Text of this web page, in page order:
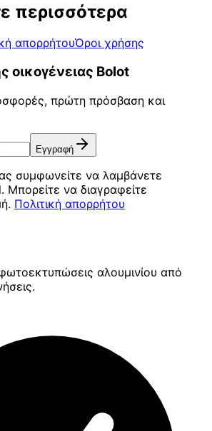
περισσότερα
απορρήτουΌροι χρήσης
οικογένειας Bolot
πρώτη πρόσβαση και
Εγγραφή
συμφωνείτε να λαμβάνετε
Μπορείτε να διαγραφείτε
Πολιτική απορρήτου
αλουμινίου από